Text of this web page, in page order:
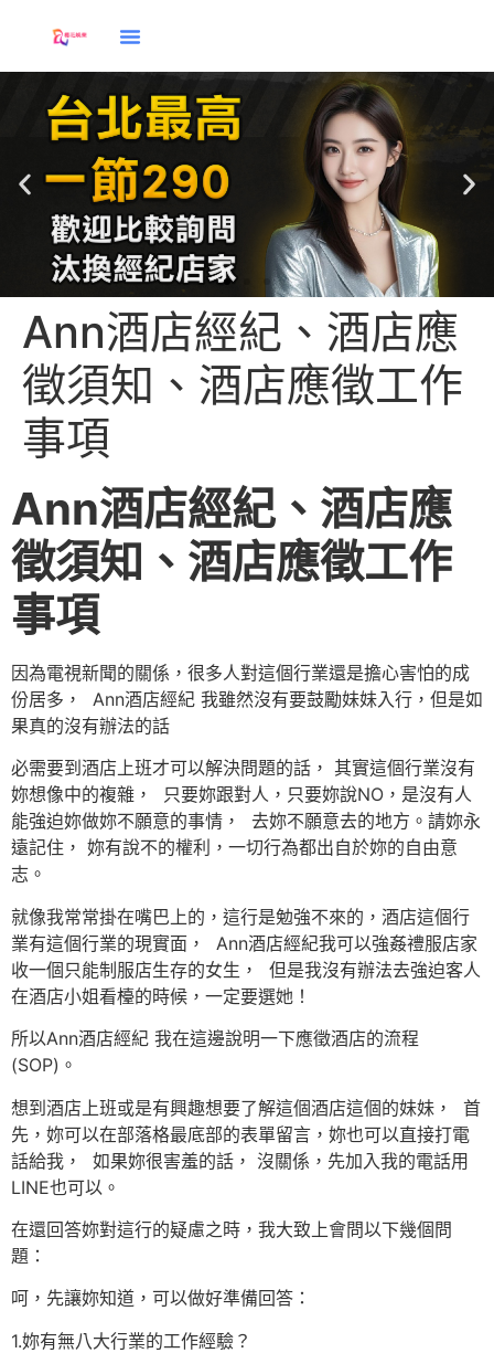
酒店兼直
Ann酒店經紀、酒店應
徵須知、酒店應徵工作
事項
Ann酒店經紀、酒店應
徵須知、酒店應徵工作
事項
因為電視新聞的關係，很多人對這個行業還是擔心害怕的成
份居多， Ann酒店經紀 我雖然沒有要鼓勵妹妹入行，但是如
果真的沒有辦法的話
必需要到酒店上班才可以解決問題的話， 其實這個行業沒有
妳想像中的複雜， 只要妳跟對人，只要妳說NO，是沒有人
能強迫妳做妳不願意的事情， 去妳不願意去的地方。請妳永
遠記住， 妳有說不的權利，一切行為都出自於妳的自由意
志。
就像我常常掛在嘴巴上的，這行是勉強不來的，酒店這個行
業有這個行業的現實面， Ann酒店經紀我可以強姦禮服店家
收一個只能制服店生存的女生， 但是我沒有辦法去強迫客人
在酒店小姐看檯的時候，一定要選她！
所以Ann酒店經紀 我在這邊說明一下應徵酒店的流程
(SOP)。
想到酒店上班或是有興趣想要了解這個酒店這個的妹妹， 首
先，妳可以在部落格最底部的表單留言，妳也可以直接打電
話給我， 如果妳很害羞的話， 沒關係，先加入我的電話用
LINE也可以。
在還回答妳對這行的疑慮之時，我大致上會問以下幾個問
題：
呵，先讓妳知道，可以做好準備回答：
1.妳有無八大行業的工作經驗？